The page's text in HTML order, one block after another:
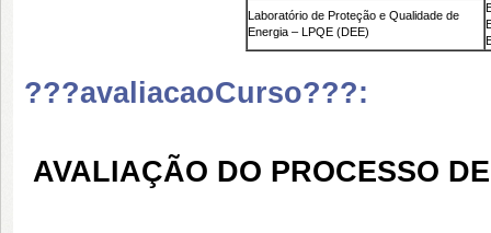
Laboratório de Proteção e Qualidade de
Energia – LPQE (DEE)
???avaliacaoCurso???:
AVALIAÇÃO DO PROCESSO